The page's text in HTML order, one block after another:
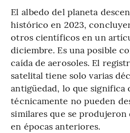
El albedo del planeta
histórico en 2023,
otros científicos en un
diciembre. Es una posible
caída de aerosoles. El
satelital tiene solo varias
antigüedad, lo que significa
técnicamente no pueden
similares que se
en épocas anteriores.